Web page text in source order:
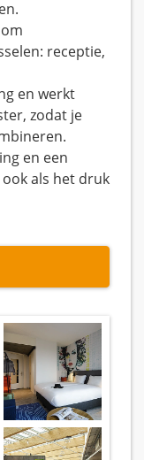
receptie,
en werkt
zodat je
en een
als het druk